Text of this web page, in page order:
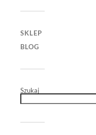
SKLEP
BLOG
Szukaj